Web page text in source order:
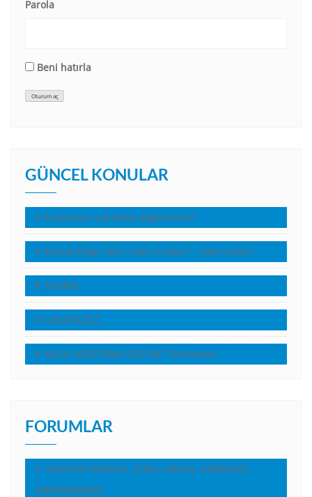
Parola
Beni hatırla
Oturum aç
GÜNCEL KONULAR
Kuşlardan çok daha değerlisiniz!
Kutsal Kitap Tanrı Sözü müdür? – John Calvin
Tanıklık
LUKA İNCİLİ
NASIL HRİSTİYAN OLDUM? *(Anonim)
FORUMLAR
DUYURU PANOSU, SORU, MESAJ, HABERLER,
(NEWSBOARD)